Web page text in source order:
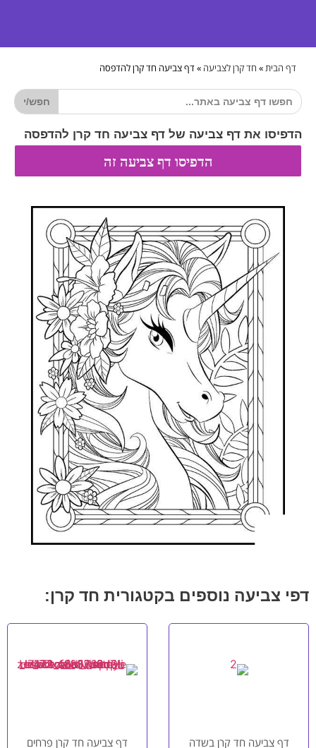
דף הבית » חד קרן לצביעה »דף צביעה חד קרן להדפסה
חפש/י
הדפיסו את דף צביעה של דף צביעה חד קרן להדפסה
דפי צביעה נוספים בקטגורית חד קרן:
דף צביעה חד קרן בשדה דף צביעה חד קרן פרחים